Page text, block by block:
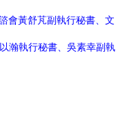
會黃舒芃副執行秘書、文
瀚執行秘書、吳素幸副執